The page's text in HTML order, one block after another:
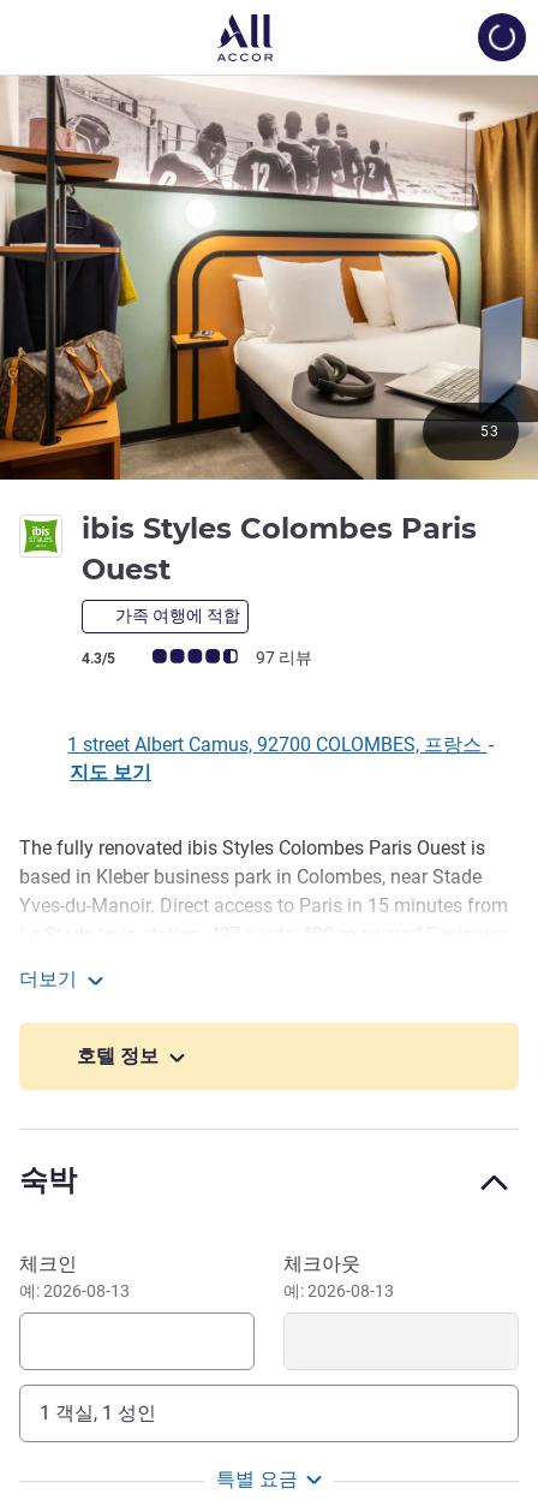
ibis Styles Colombes Paris
Ouest
가족 여행에 적합
고객 평점 (ALL 평가)
4.3/5 97 리뷰
53
1 street Albert Camus, 92700 COLOMBES, 프랑스 -
지도 보기
호텔설명
The fully renovated ibis Styles Colombes Paris Ouest is
based in Kleber business park in Colombes, near Stade
Yves-du-Manoir. Direct access to Paris in 15 minutes from
Charlie Corner restaurant, conference rooms and a private
car park with 2 charging stations for electric vehicles.
Ibis Styles Colombes Paris Ouest is on Kléber business
access to Paris in 15 min from Le Stade train station, 435
de France. Near the business district of La Défense, its
Near La Défense business district, the Arena, Stade de
France, Paris and its monuments, you'll be captivated by
setting at our bar and restaurant.
Discover our spaces inspired by the world of sport. We
더보기
호텔 정보
숙박
이 호텔 예약하기
체크인
예: 2026-08-13
체크아웃
예: 2026-08-13
1 객실, 1 성인
특별 요금